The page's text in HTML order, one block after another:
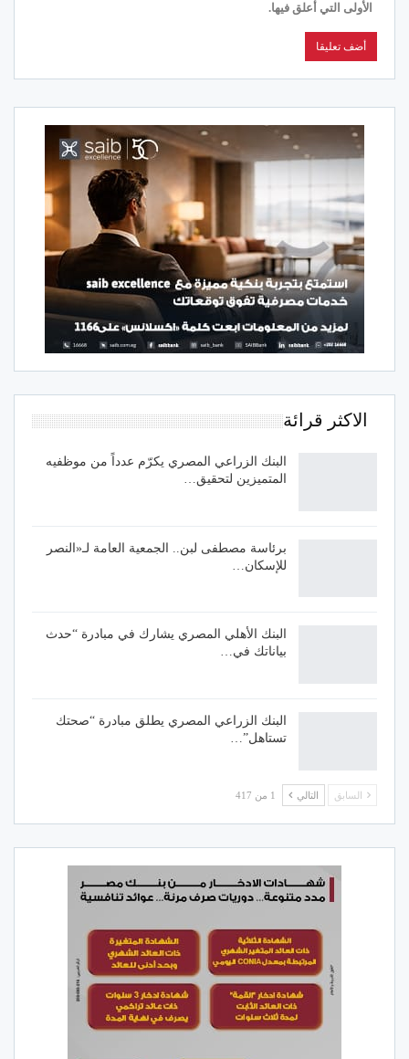
الأولى التي أعلق فيها.
الاكثر قرائة
البنك الزراعي المصري يكرّم عدداً من موظفيه
المتميزين لتحقيق…
برئاسة مصطفى لبن.. الجمعية العامة لـ«النصر
للإسكان…
البنك الأهلي المصري يشارك في مبادرة “حدث
بياناتك في…
البنك الزراعي المصري يطلق مبادرة “صحتك
تستاهل”…
السابق التالي 1 من 417